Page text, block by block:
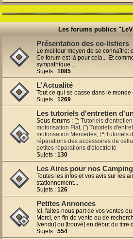
Les forums publics
Présentation des co-listiers
Le meilleur moyen de se connaître:
Ce forum est là pour cela... Et
sympathique ...
Sujets : 1085
L'Actualité
Tout ce qui se passe dans le
Sujets : 1269
Les tutoriels d'entretien
Sous-forums :
Tutoriels
motorisation Fiat,
Tutoriels
motorisation Mercedes,
Tutoriels
réparations des accessoires de
petites réparations d'électricité
Sujets : 130
Les Aires pour nos
Toutes les infos et vos avis sur les
stationnement...
Sujets : 126
Petites Annonces
Ici, faites-nous part de vos ventes
Merci, en fin de vente ou de
[vendu] ou [trouvé] en début du titre
Sujets : 554